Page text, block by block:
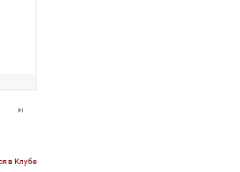

в Клубе